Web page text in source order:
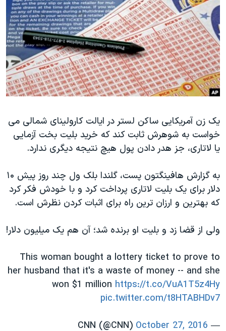
فرهنگ و زندگی
حقوق شهروندی
اقتصادی
علم و فناوری
اسرائیل در جنگ
آرشیو پخش زنده
مستندها
انتخابات ریاست جمهوری آمریکا ۲۰۲۴
حمله جمهوری اسلامی به اسرائیل
رمز مهسا
ورزش زنان در ایران
مجموعه مستندهای دادخواهی
تریبونال مردمی آبان ۹۸
دادگاه حمید نوری
چهل سال گروگان‌گیری
قانون شفافیت دارائی کادر رهبری ایران
اعتراضات مردمی آبان ۹۸
اسرائیل در جنگ
همایش محافظه‌کاران آمریکا «سی‌پک»
صفحه‌های ویژه
سفر پرزیدنت ترامپ به چین
دنبال کنید
زبانهای مختلف
یک زن آمریکایی ساکن لستر در ایالت کارولینای شمالی می
خواست به شوهرش ثابت کند که خرید بلیت بخت آزمایی
یا لاتاری، جز هدر دادن پول هیچ نتیجه دیگری ندارد.
به گزارش هافینگتون پست، گلندا بلک ول چند روز پیش ۱۰
دلار برای یک بلیت لاتاری پرداخت کرد و با خودش فکر کرد
که بهترین و ارزان ترین راه برای اثبات کردن نظرش است.
ولی از قضا زد و بلیت او برنده شد؛ آن هم یک میلیون دلار!
This woman bought a lottery ticket to prove to
her husband that it's a waste of money -- and she
won $1 million https://t.co/VuA1T5z4Hy
pic.twitter.com/t8HTABHDv7
— CNN (@CNN)
October 27, 2016